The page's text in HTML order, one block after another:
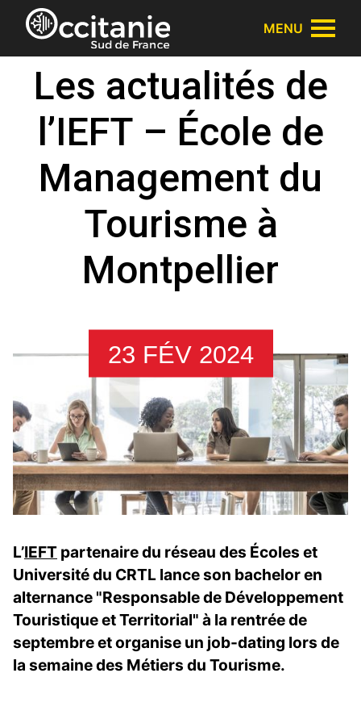
Panneau de gestion des cookies
MENU
Les actualités de
l’IEFT – École de
Management du
Tourisme à
Montpellier
23 FÉV 2024
L’IEFT partenaire du réseau des Écoles et
Université du CRTL lance son bachelor en
alternance "Responsable de Développement
Touristique et Territorial" à la rentrée de
septembre et organise un job-dating lors de
la semaine des Métiers du Tourisme.